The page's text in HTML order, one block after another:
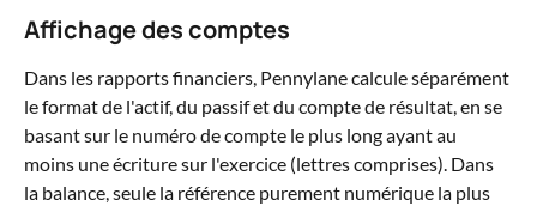
Affichage des comptes
Dans les rapports financiers, Pennylane calcule séparément
le format de l'actif, du passif et du compte de résultat, en se
basant sur le numéro de compte le plus long ayant au
moins une écriture sur l'exercice (lettres comprises). Dans
la balance, seule la référence purement numérique la plus